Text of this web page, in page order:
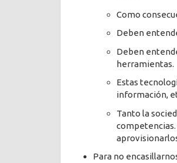
Como
Deben
Deben
herramientas.
Estas
información,
Tanto la
Para no